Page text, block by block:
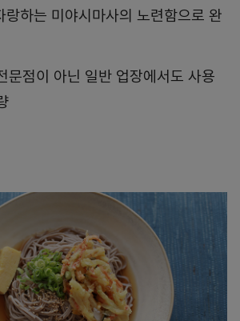
하는 미야시마사의 노련함으로 완
점이 아닌 일반 업장에서도 사용